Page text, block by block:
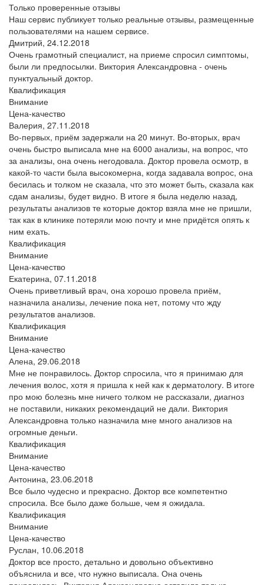
Только проверенные отзывы
Наш сервис публикует только реальные отзывы, размещенные
пользователями на нашем сервисе.
Дмитрий, 24.12.2018
Очень грамотный специалист, на приеме спросил симптомы,
были ли предпосылки. Виктория Александровна - очень
пунктуальный доктор.
Квалификация
Внимание
Цена-качество
Валерия, 27.11.2018
Во-первых, приём задержали на 20 минут. Во-вторых, врач
очень быстро выписала мне на 6000 анализы, на вопрос, что
за анализы, она очень негодовала. Доктор провела осмотр, в
какой-то части была высокомерна, когда задавала вопрос, она
бесилась и толком не сказала, что это может быть, сказала как
сдам анализы, будет видно. В итоге я была неделю назад,
результаты анализов те которые доктор взяла мне не пришли,
так как в клинике потеряли мою почту и мне придётся опять к
ним ехать.
Квалификация
Внимание
Цена-качество
Екатерина, 07.11.2018
Очень приветливый врач, она хорошо провела приём,
назначила анализы, лечение пока нет, потому что жду
результатов анализов.
Квалификация
Внимание
Цена-качество
Алена, 29.06.2018
Мне не понравилось. Доктор спросила, что я принимаю для
лечения волос, хотя я пришла к ней как к дерматологу. В итоге
про мою болезнь мне ничего толком не рассказали, диагноз
не поставили, никаких рекомендаций не дали. Виктория
Александровна только назначила мне много анализов на
огромные деньги.
Квалификация
Внимание
Цена-качество
Антонина, 23.06.2018
Все было чудесно и прекрасно. Доктор все компетентно
спросила. Все было даже больше, чем я ожидала.
Квалификация
Внимание
Цена-качество
Руслан, 10.06.2018
Доктор все просто, детально и довольно объективно
объяснила и все, что нужно выписала. Она очень